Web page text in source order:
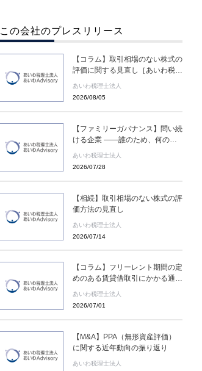
この会社のプレスリリース
【コラム】取引相場のない株式の
評価に関する見直し［あいわ税理
士法人 コラム］
あいわ税理士法人
2026/08/05
【ファミリーガバナンス】問い続
ける企業 ――誰のため、何のた
あいわ税理士法人
2026/07/28
【相続】取引相場のない株式の評
価方法の見直し
あいわ税理士法人
2026/07/14
【コラム】フリーレント期間の定
めのある賃貸借取引にかかる通達
の新設［あいわ税理士法人 コラ
あいわ税理士法人
2026/07/01
【M&A】PPA（無形資産評価）
に関する近年動向の振り返り
あいわ税理士法人